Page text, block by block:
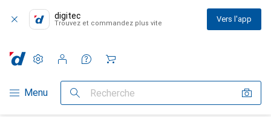
digitec
Trouvez et commandez plus vite Vers l'app
Navigation par catégorie
Menu Recherche
Paramètres
Compte client
Listes de comparaison
Listes d'envies
Panier